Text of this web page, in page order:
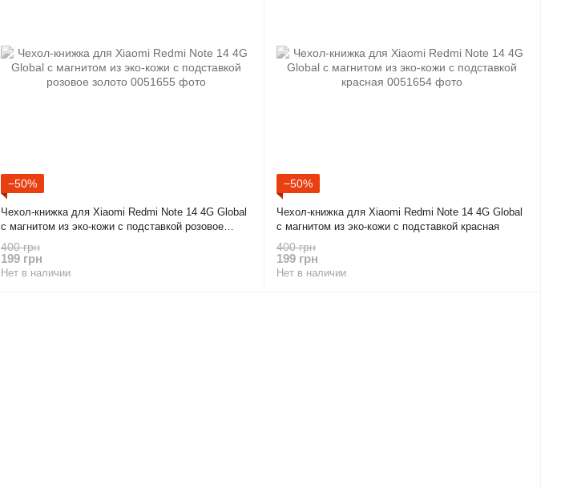
−50%
Чехол-книжка для Xiaomi Redmi Note 14 4G Global
с магнитом из эко-кожи с подставкой розовое
золото
400 грн
199 грн
Нет в наличии
−50%
Чехол-книжка для Xiaomi Redmi Note 14 4G Global
с магнитом из эко-кожи с подставкой красная
400 грн
199 грн
Нет в наличии